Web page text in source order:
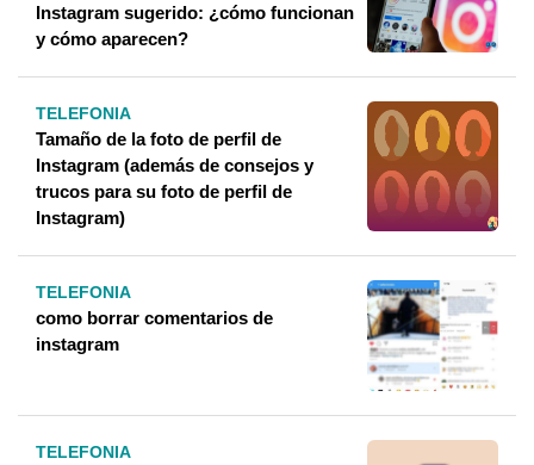
Instagram sugerido: ¿cómo funcionan
y cómo aparecen?
TELEFONIA
Tamaño de la foto de perfil de
Instagram (además de consejos y
trucos para su foto de perfil de
Instagram)
TELEFONIA
como borrar comentarios de
instagram
TELEFONIA